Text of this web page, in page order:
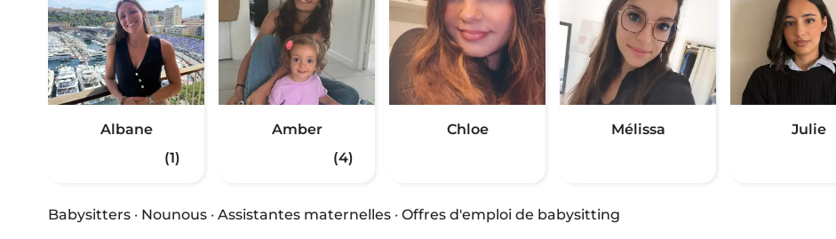
Albane
(1)
Amber
(4)
Chloe Mélissa Julie
Babysitters · Nounous · Assistantes maternelles · Offres d'emploi de babysitting